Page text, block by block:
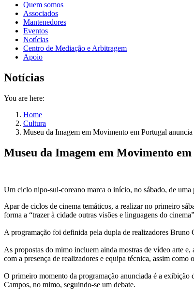
Quem somos
Associados
Mantenedores
Eventos
Notícias
Centro de Mediação e Arbitragem
Apoio
Notícias
You are here:
Home
Cultura
Museu da Imagem em Movimento em Portugal
Museu da Imagem em Movimento
Um ciclo nipo-sul-coreano marca o início, no sábado, de
Apar de ciclos de cinema temáticos, a realizar no primeiro
forma a “trazer à cidade outras visões e linguagens do
A programação foi definida pela dupla de realizadores Bruno
As propostas do mimo incluem ainda mostras de vídeo arte
com a presença de realizadores e equipa técnica, assim como
O primeiro momento da programação anunciada é a
Campos, no mimo, seguindo-se um debate.